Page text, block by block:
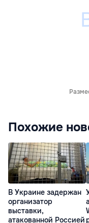
Похожие
В Украине задержан
организатор
выставки,
атакованной Россией